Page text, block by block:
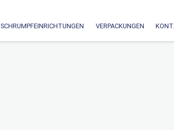
SCHRUMPFEINRICHTUNGEN VERPACKUNGEN